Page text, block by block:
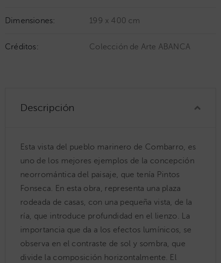
Dimensiones: 199 x 400 cm
Créditos: Colección de Arte ABANCA
Descripción
Esta vista del pueblo marinero de Combarro, es
uno de los mejores ejemplos de la concepción
neorromántica del paisaje, que tenía Pintos
Fonseca. En esta obra, representa una plaza
rodeada de casas, con una pequeña vista, de la
ría, que introduce profundidad en el lienzo. La
importancia que da a los efectos lumínicos, se
observa en el contraste de sol y sombra, que
divide la composición horizontalmente. El